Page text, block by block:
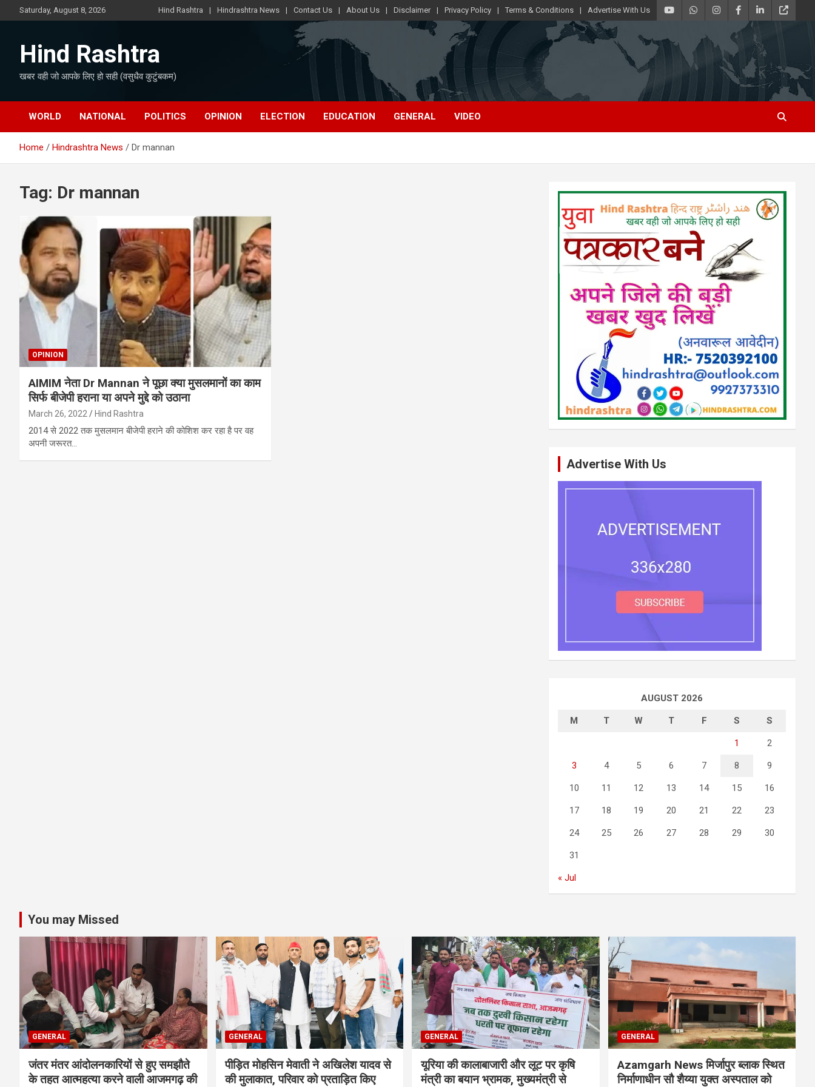
to
Saturday, August 8, 2026 Hind Rashtra Hindrashtra News Contact Us About Us Disclaimer Privacy Policy Terms & Conditions Advertise With Us
Hind Rashtra
खबर वही जो आपके लिए हो सही (वसुधैव कुटुंबकम)
WORLD NATIONAL POLITICS OPINION ELECTION EDUCATION GENERAL VIDEO
Home Hindrashtra News Dr mannan
Tag: Dr mannan
OPINION
AIMIM नेता Dr Mannan ने पूछा क्या मुसलमानों का काम
सिर्फ बीजेपी हराना या अपने मुद्दे को उठाना
March 26, 2022 Hind Rashtra
2014 से 2022 तक मुसलमान बीजेपी हराने की कोशिश कर रहा है पर वह
अपनी जरूरत…
Advertise With Us
AUGUST 2026
M T W T F S S
1 2
3 4 5 6 7 8 9
10 11 12 13 14 15 16
17 18 19 20 21 22 23
24 25 26 27 28 29 30
31
« Jul
You may Missed
GENERAL
जंतर मंतर आंदोलनकारियों से हुए समझौते
के तहत आत्महत्या करने वाली आजमगढ़ की
GENERAL
पीड़ित मोहसिन मेवाती ने अखिलेश यादव से
की मुलाकात, परिवार को प्रताड़ित किए
GENERAL
यूरिया की कालाबाजारी और लूट पर कृषि
मंत्री का बयान भ्रामक, मुख्यमंत्री से
GENERAL
Azamgarh News मिर्जापुर ब्लाक स्थित
निर्माणाधीन सौ शैय्या युक्त अस्पताल को